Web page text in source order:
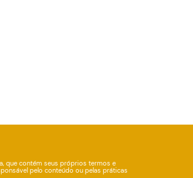
que contém seus próprios termos e
pelo conteúdo ou pelas práticas